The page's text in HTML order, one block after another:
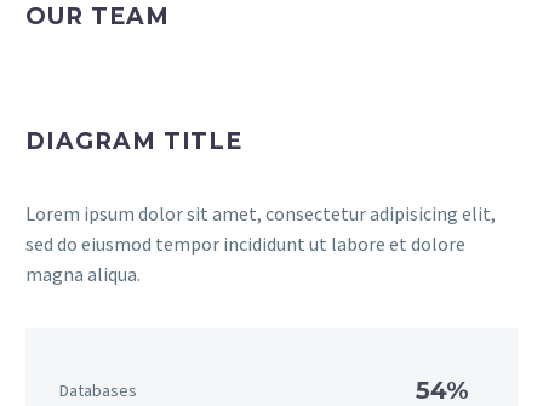
OUR TEAM
DIAGRAM TITLE
Lorem ipsum dolor sit amet, consectetur adipisicing elit,
sed do eiusmod tempor incididunt ut labore et dolore
magna aliqua.
Databases 54%